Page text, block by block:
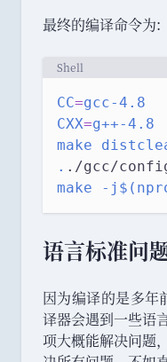
最终的编译命令为:
Shell
CC=gcc-4.8
CXX=g++-4.8
make
. ./gcc/
make
-
语言标准问
因为编译的是多年
译器会遇到一些语
项大概能解决问题，